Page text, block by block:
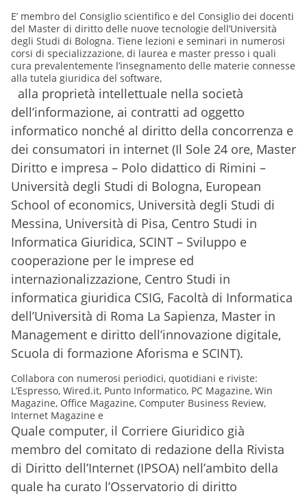
E’ membro del Consiglio scientifico e del Consiglio dei docenti
del Master di diritto delle nuove tecnologie dell’Università
degli Studi di Bologna. Tiene lezioni e seminari in numerosi
corsi di specializzazione, di laurea e master presso i quali
cura prevalentemente l’insegnamento delle materie connesse
alla tutela giuridica del software,
alla proprietà intellettuale nella società
dell’informazione, ai contratti ad oggetto
informatico nonché al diritto della concorrenza e
dei consumatori in internet (Il Sole 24 ore, Master
Diritto e impresa – Polo didattico di Rimini –
Università degli Studi di Bologna, European
School of economics, Università degli Studi di
Messina, Università di Pisa, Centro Studi in
Informatica Giuridica, SCINT – Sviluppo e
cooperazione per le imprese ed
internazionalizzazione, Centro Studi in
informatica giuridica CSIG, Facoltà di Informatica
dell’Università di Roma La Sapienza, Master in
Management e diritto dell’innovazione digitale,
Scuola di formazione Aforisma e SCINT).
Collabora con numerosi periodici, quotidiani e riviste:
L’Espresso, Wired.it, Punto Informatico, PC Magazine, Win
Magazine, Office Magazine, Computer Business Review,
Internet Magazine e
Quale computer, il Corriere Giuridico già
membro del comitato di redazione della Rivista
di Diritto dell’Internet (IPSOA) nell’ambito della
quale ha curato l’Osservatorio di diritto